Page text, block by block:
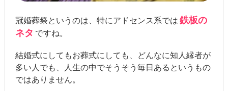
冠婚葬祭というのは、特にアドセンス系では 鉄板の
ネタ ですね。
結婚式にしてもお葬式にしても、どんなに知人縁者が
多い人でも、人生の中でそうそう毎日あるというもの
ではありません。